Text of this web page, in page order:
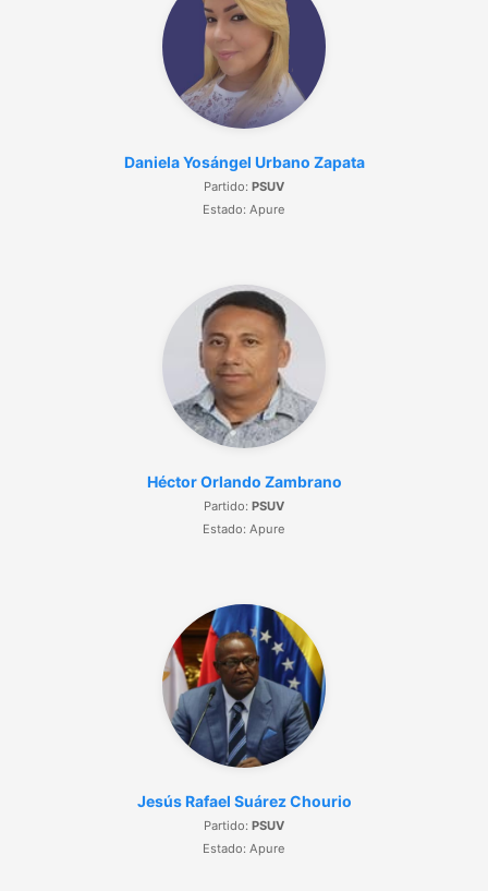
Daniela Yosángel Urbano Zapata
Partido: PSUV
Estado: Apure
Héctor Orlando Zambrano
Partido: PSUV
Estado: Apure
Jesús Rafael Suárez Chourio
Partido: PSUV
Estado: Apure